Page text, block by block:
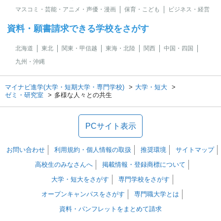
マスコミ・芸能・アニメ・声優・漫画
保育・こども ビジネス・経営
資料・願書請求できる学校をさがす
北海道 東北 関東・甲信越 東海・北陸 関西
中国・四国
九州・沖縄
マイナビ進学(大学・短期大学・専門学校)
大学・短大
ゼミ・研究室
多様な人々との共生
PCサイト表示
お問い合わせ 利用規約・個人情報の取扱 推奨環境
サイトマップ
高校生のみなさんへ
掲載情報・登録商標について
大学・短大をさがす
専門学校をさがす
オープンキャンパスをさがす
専門職大学とは
資料・パンフレットをまとめて請求